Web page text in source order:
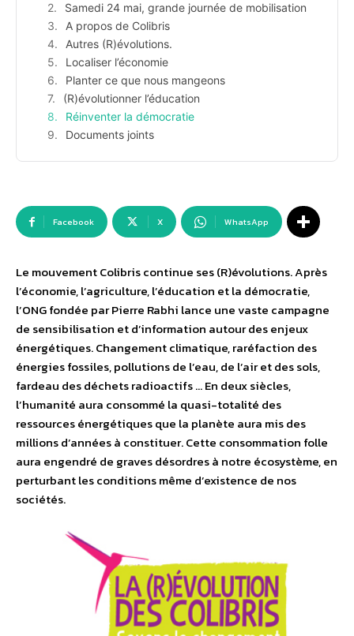
Samedi 24 mai, grande journée de mobilisation
A propos de Colibris
Autres (R)évolutions.
Localiser l’économie
Planter ce que nous mangeons
(R)évolutionner l’éducation
Réinventer la démocratie
Documents joints
Facebook X WhatsApp
Le mouvement Colibris continue ses (R)évolutions. Après
l’économie, l’agriculture, l’éducation et la démocratie,
l’ONG fondée par Pierre Rabhi lance une vaste campagne
de sensibilisation et d’information autour des enjeux
énergétiques. Changement climatique, raréfaction des
énergies fossiles, pollutions de l’eau, de l’air et des sols,
fardeau des déchets radioactifs … En deux siècles,
l’humanité aura consommé la quasi-totalité des
ressources énergétiques que la planète aura mis des
millions d’années à constituer. Cette consommation folle
aura engendré de graves désordres à notre écosystème, en
perturbant les conditions même d’existence de nos
sociétés.